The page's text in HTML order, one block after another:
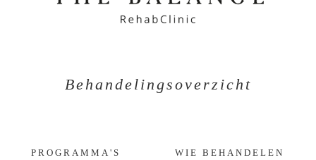
Behandelingsoverzicht
PROGRAMMA'S
WIE BEHANDELEN